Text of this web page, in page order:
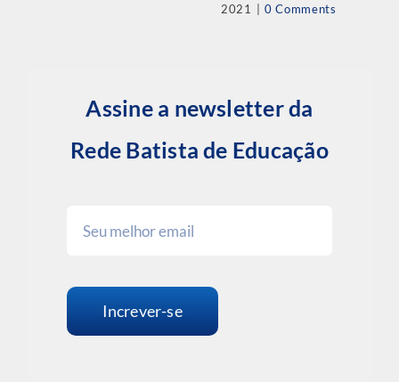
2021
0 Comments
Assine a newsletter da
Rede Batista de Educação
Increver-se